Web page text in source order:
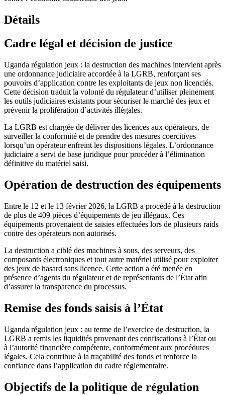
Détails
Cadre légal et décision de justice
Uganda régulation jeux : la destruction des machines intervient après
une ordonnance judiciaire accordée à la LGRB, renforçant ses
pouvoirs d’application contre les exploitants de jeux non licenciés.
Cette décision traduit la volonté du régulateur d’utiliser pleinement
les outils judiciaires existants pour sécuriser le marché des jeux et
prévenir la prolifération d’activités illégales.
La LGRB est chargée de délivrer des licences aux opérateurs, de
surveiller la conformité et de prendre des mesures coercitives
lorsqu’un opérateur enfreint les dispositions légales. L’ordonnance
judiciaire a servi de base juridique pour procéder à l’élimination
définitive du matériel saisi.
Opération de destruction des équipements
Entre le 12 et le 13 février 2026, la LGRB a procédé à la destruction
de plus de 409 pièces d’équipements de jeu illégaux. Ces
équipements provenaient de saisies effectuées lors de plusieurs raids
contre des opérateurs non autorisés.
La destruction a ciblé des machines à sous, des serveurs, des
composants électroniques et tout autre matériel utilisé pour exploiter
des jeux de hasard sans licence. Cette action a été menée en
présence d’agents du régulateur et de représentants de l’État afin
d’assurer la transparence du processus.
Remise des fonds saisis à l’État
Uganda régulation jeux : au terme de l’exercice de destruction, la
LGRB a remis les liquidités provenant des confiscations à l’État ou
à l’autorité financière compétente, conformément aux procédures
légales. Cela contribue à la traçabilité des fonds et renforce la
confiance dans l’application du cadre réglementaire.
Objectifs de la politique de régulation